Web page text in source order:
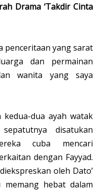
Drama ‘Takdir Cinta
penceritaan yang sarat
dan permainan
wanita yang saya
kedua-dua ayah watak
disatukan
cuba mencari
dengan Fayyad.
oleh Dato’
hebat dalam